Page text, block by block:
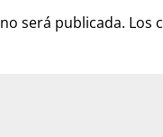
será publicada. Los